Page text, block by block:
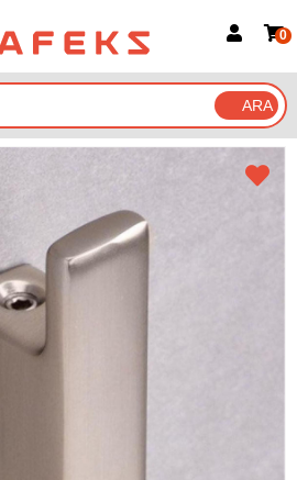
Google İle Bağlan
0